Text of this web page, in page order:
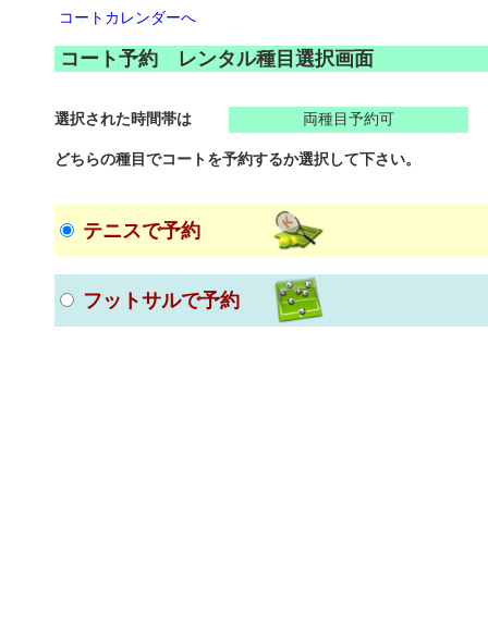
コートカレンダーへ
コート予約 レンタル種目選択画面
選択された時間帯は 両種目予約可
どちらの種目でコートを予約するか選択して下さい。
テニスで予約
フットサルで予約